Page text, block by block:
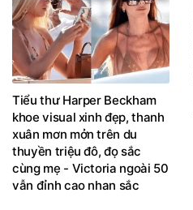
Tiểu thư Harper Beckham
khoe visual xinh đẹp, thanh
xuân mơn mởn trên du
thuyền triệu đô, đọ sắc
cùng mẹ - Victoria ngoài 50
vẫn đỉnh cao nhan sắc